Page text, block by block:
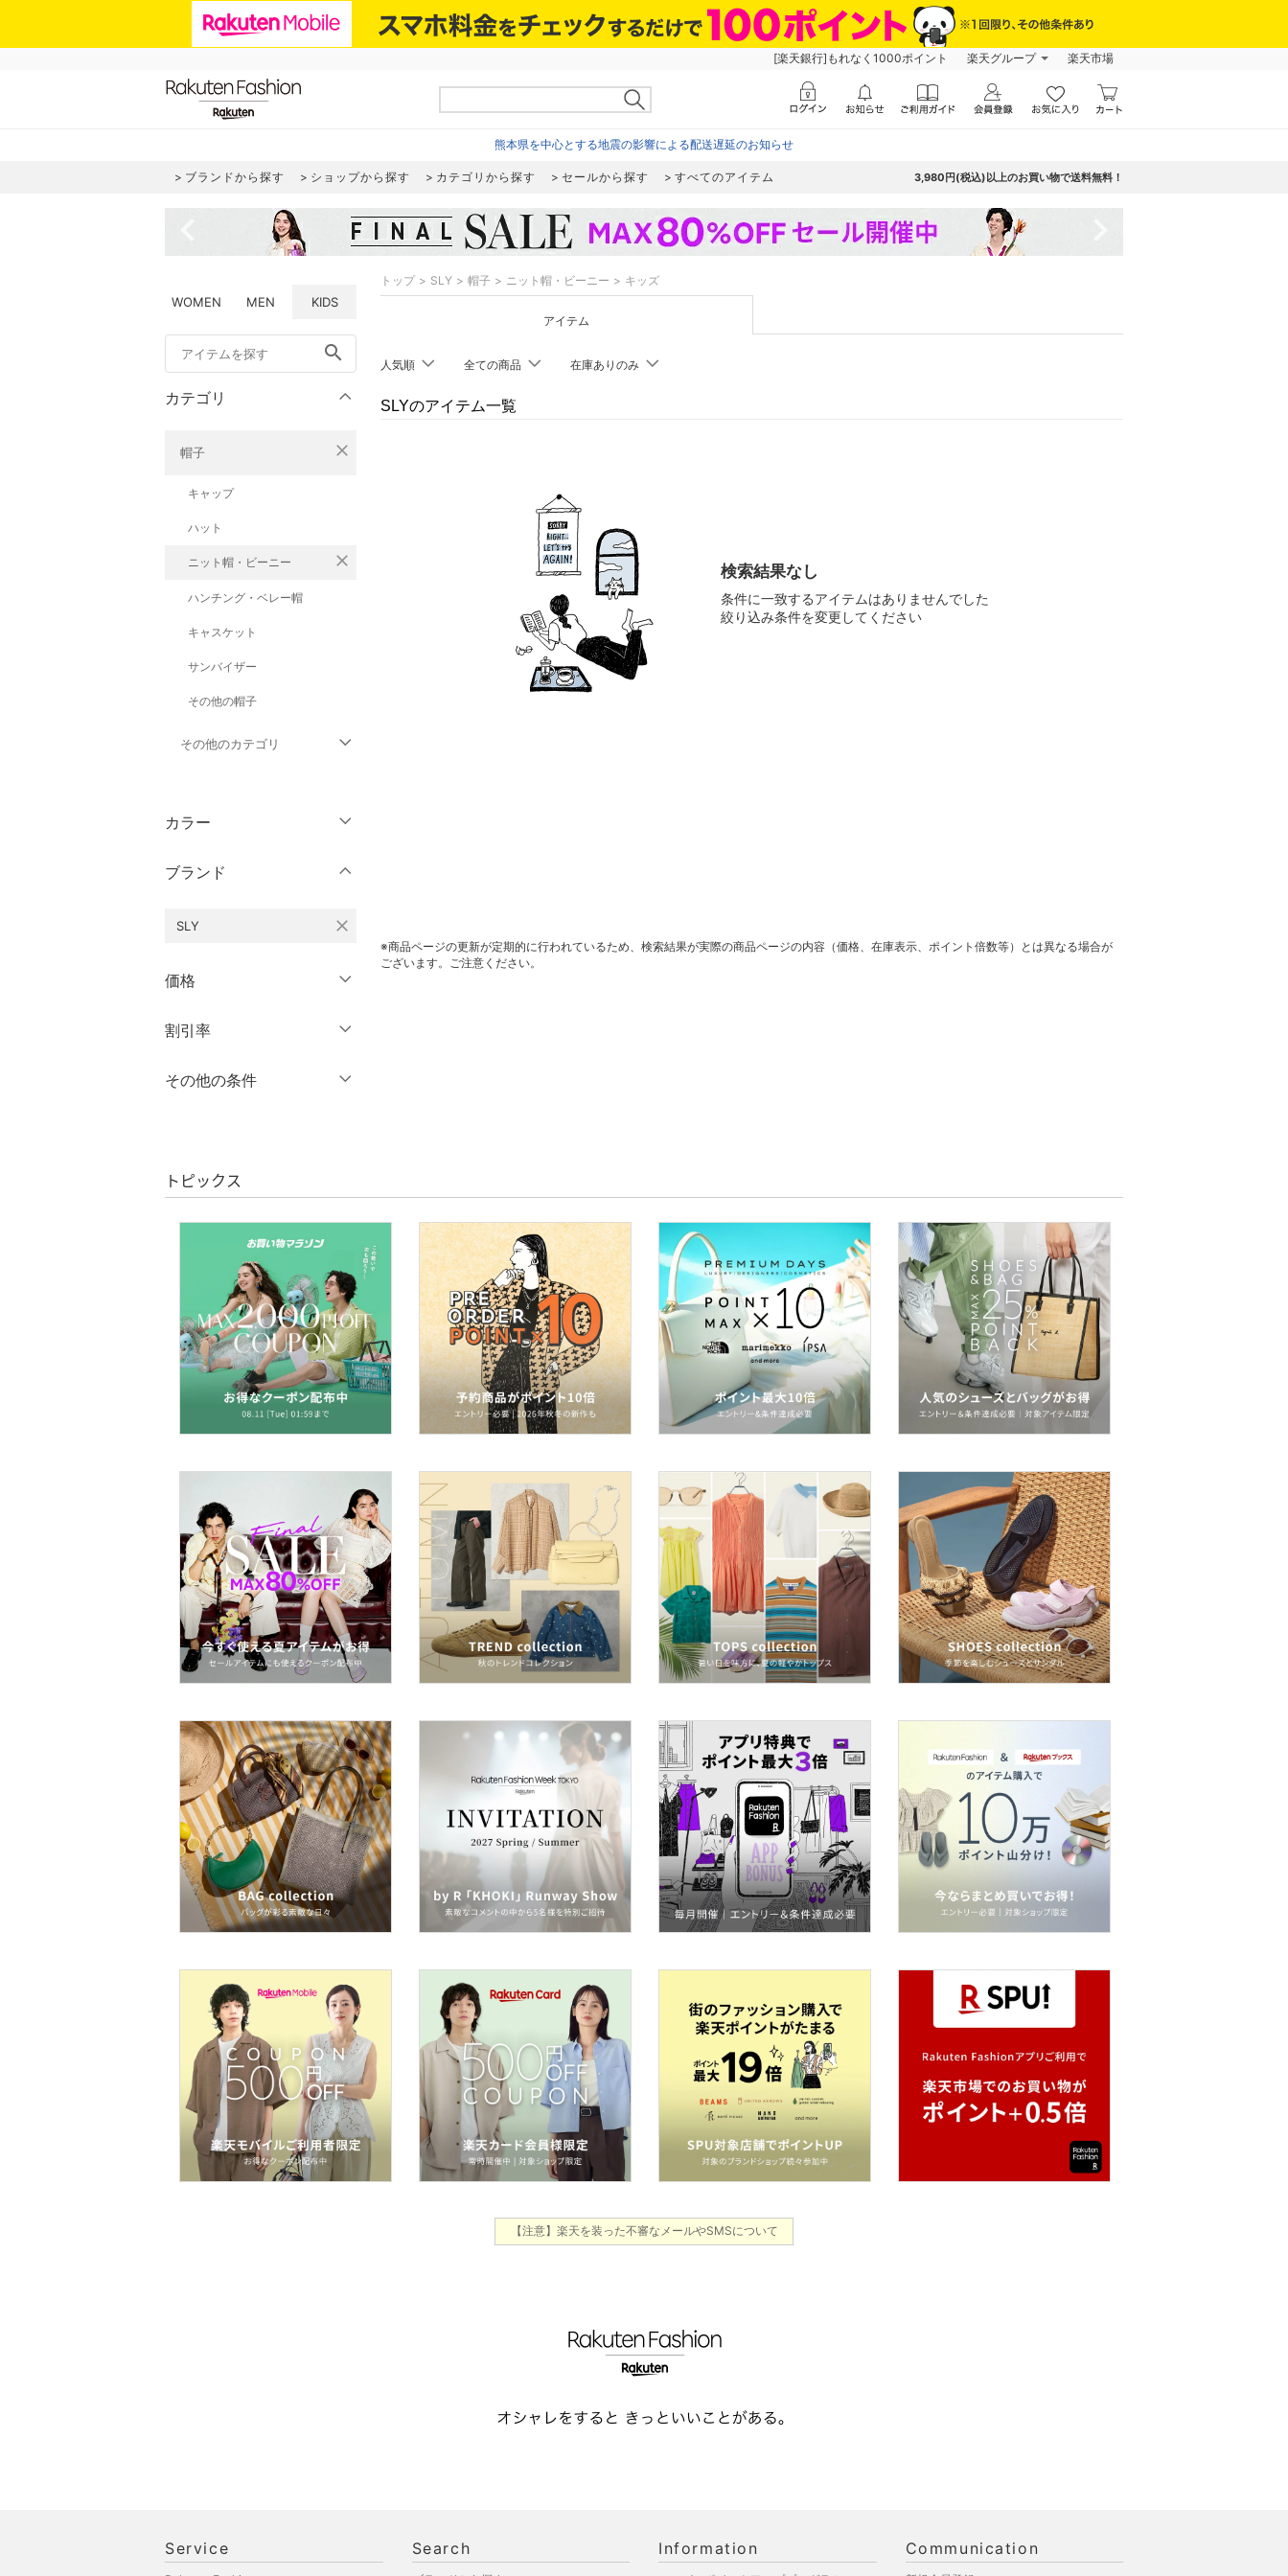
[楽天銀行]もれなく1000ポイント 楽天グループ 楽天市場
熊本県を中心とする地震の影響による配送遅延のお知らせ
ブランドから探す ショップから探す カテゴリから探す セールから探す すべてのアイテム 3,980円(税込)以上のお買い物で送料無料！
WOMEN MEN KIDS
search
カテゴリ
帽子 close
キャップ
ハット
ニット帽・ビーニー close
ハンチング・ベレー帽
キャスケット
サンバイザー
その他の帽子
その他のカテゴリ
パンツ
ワンピース・ドレス
スカート
ーオール
バッグ
ファッション雑貨
アクセサリー・腕時計
財布・ポーチ・ケース
ヘアアクセサリー
マタニティウェア・ベビ
スーツ・フォーマル
水着・スイムグッズ
着物・浴衣・和装小物
スキンケア
ボディケア・オーラルケ
ヘアケア
食器・調理器具・キッチ
ン用品
インテリア・生活雑貨
スマホグッズ・オーディ
オ機器
文房具
福袋・ギフト・その他
カラー
クリア
ブランド
SLY close
価格
絞り込み
割引率
％OFF～ ％OFF
その他の条件
クリア 絞り込み
トップ SLY 帽子 ニット帽・ビーニー キッズ
アイテム
人気順 全ての商品 在庫ありのみ
SLYのアイテム一覧
検索結果なし
条件に一致するアイテムはありませんでした
絞り込み条件を変更してください
※商品ページの更新が定期的に行われているため、検索結果が実際の商品ページの内容（価格、在庫表示、ポイント倍数等）とは異なる場合が
ございます。ご注意ください。
トピックス
【注意】楽天を装った不審なメールやSMSについて
Service Search Information Communication